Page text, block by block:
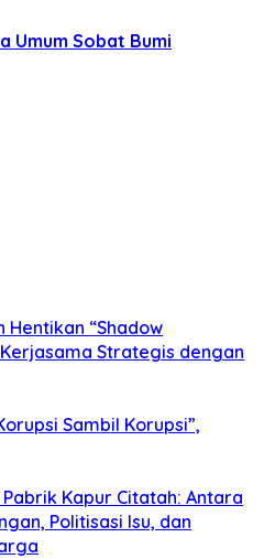
Umum Sobat Bumi
Hentikan “Shadow
Strategis dengan
Sambil Korupsi”,
Kapur Citatah: Antara
Politisasi Isu, dan